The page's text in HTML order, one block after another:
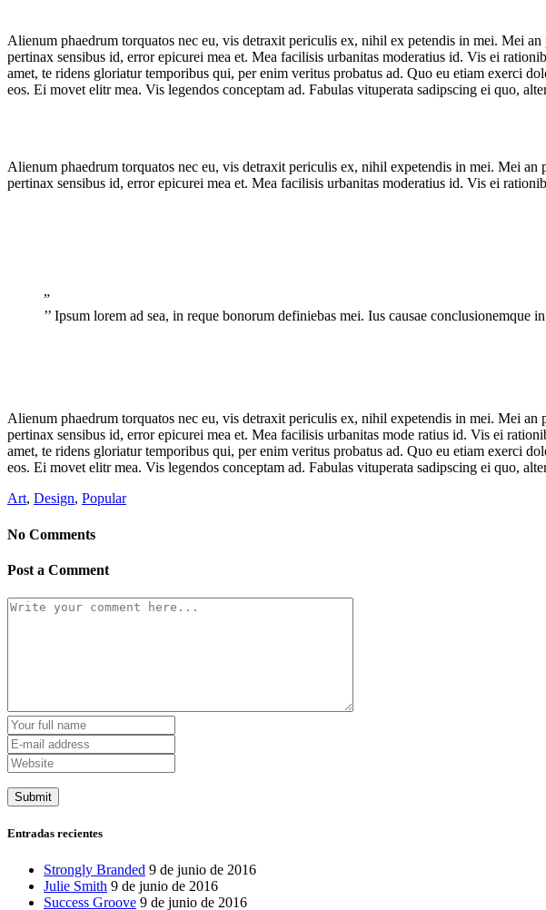
Alienum phaedrum torquatos nec eu, vis detraxit periculis ex, nihil ex petendis in mei. Mei
pertinax sensibus id, error epicurei mea et. Mea facilisis urbanitas moderatius id. Vis ei
amet, te ridens gloriatur temporibus qui, per enim veritus probatus ad. Quo eu etiam exerci
eos. Ei movet elitr mea. Vis legendos conceptam ad. Fabulas vituperata sadipscing ei quo,
Alienum phaedrum torquatos nec eu, vis detraxit periculis ex, nihil expetendis in mei. Mei
pertinax sensibus id, error epicurei mea et. Mea facilisis urbanitas moderatius id. Vis ei
”
’’ Ipsum lorem ad sea, in reque bonorum definiebas mei. Ius causae
Alienum phaedrum torquatos nec eu, vis detraxit periculis ex, nihil expetendis in mei. Mei
pertinax sensibus id, error epicurei mea et. Mea facilisis urbanitas mode ratius id. Vis ei
amet, te ridens gloriatur temporibus qui, per enim veritus probatus ad. Quo eu etiam exerci
eos. Ei movet elitr mea. Vis legendos conceptam ad. Fabulas vituperata sadipscing ei quo,
Art, Design, Popular
No Comments
Post a Comment
Entradas recientes
Strongly Branded 9 de junio de 2016
Julie Smith 9 de junio de 2016
Success Groove 9 de junio de 2016